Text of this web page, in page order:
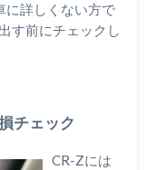
に詳しくない方で
す前にチェックし
チェック
CR-Zには